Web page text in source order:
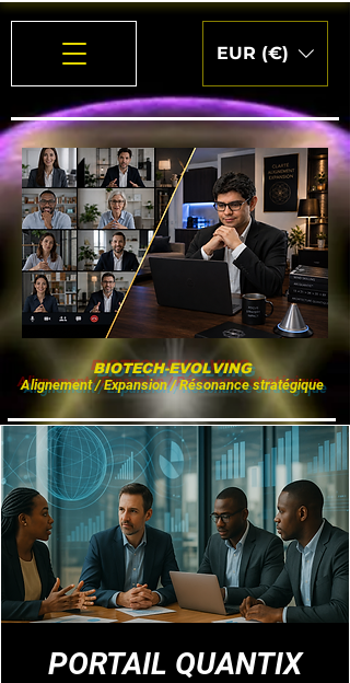
EUR (€)
BIOTECH-EVOLVING
Alignement / Expansion / Résonance stratégique
PORTAIL QUANTIX